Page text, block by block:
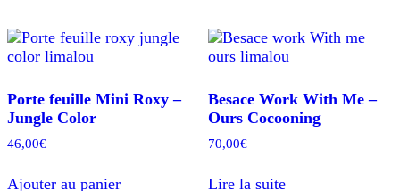
Porte feuille Mini Roxy –
Jungle Color
46,00€
Ajouter au panier
Besace Work With Me –
Ours Cocooning
70,00€
Lire la suite